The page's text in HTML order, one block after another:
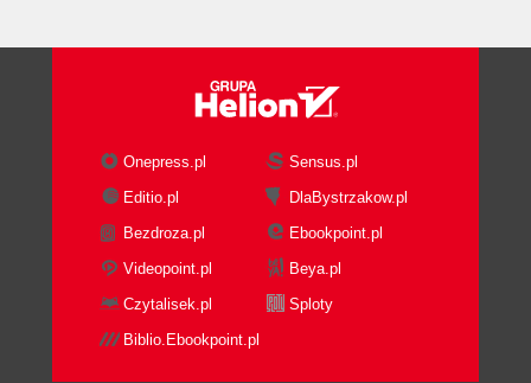
Onepress.pl
Sensus.pl
Editio.pl
DlaBystrzakow.pl
Bezdroza.pl
Ebookpoint.pl
Videopoint.pl
Beya.pl
Czytalisek.pl
Sploty
Biblio.Ebookpoint.pl